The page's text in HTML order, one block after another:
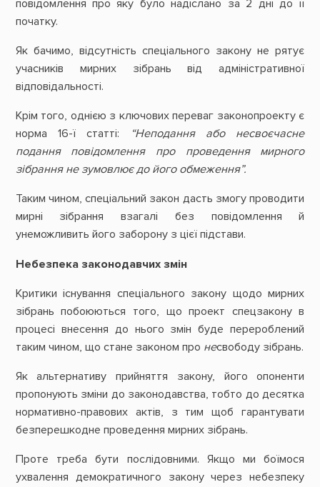
повідомлення про яку було надіслано за 2 дні до її
початку.
Як бачимо, відсутність спеціального закону не рятує
учасників мирних зібрань від адміністративної
відповідальності.
Крім того, однією з ключових переваг законопроекту є
норма 16-ї статті:
“Неподання або несвоєчасне
подання повідомлення про проведення мирного
зібрання не зумовлює до його обмеження”.
Таким чином, спеціальний закон дасть змогу проводити
мирні зібрання взагалі без повідомлення й
унеможливить його заборону з цієї підстави.
Небезпека законодавчих змін
Критики існування спеціального закону щодо мирних
зібрань побоюються того, що проект спецзакону в
процесі внесення до нього змін буде перероблений
таким чином, що стане законом про несвободу зібрань.
Як альтернативу прийняття закону, його опоненти
пропонують зміни до законодавства, тобто до десятка
нормативно-правових актів, з тим щоб гарантувати
безперешкодне проведення мирних зібрань.
Проте треба бути послідовними. Якщо ми боїмося
ухвалення демократичного закону через небезпеку